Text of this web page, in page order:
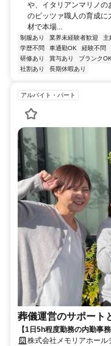
や、イタリアンマリノの
のピッツァ職人の育成に
材で本場...
制服あり 業界未経験者歓迎 主
学歴不問
車通勤OK 経験不問
研修あり
賞与あり ブランク
社割あり
長期休暇あり
アルバイト・パート
葬儀運営のサポート
【1日5h程度勤務の内勤事
きたい主婦(主夫)さん、W
株式会社メモリアホール